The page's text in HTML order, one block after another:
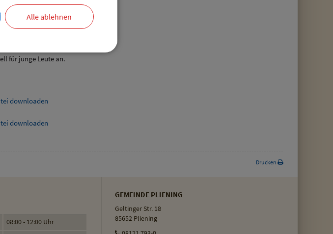
für junge Leute an.
downloaden
downloaden
Drucken
08:00 - 12:00 Uhr
GEMEINDE PLIENING
Geltinger Str. 18
85652 Pliening
Alle ablehnen